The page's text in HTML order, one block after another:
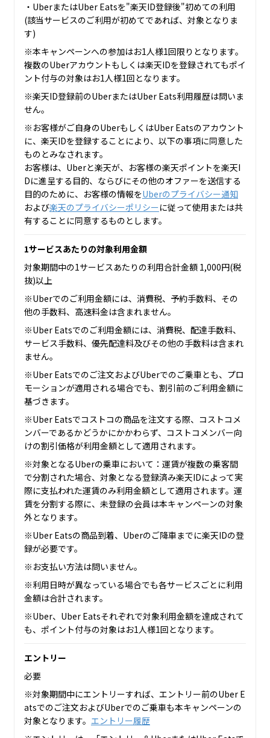
・UberまたはUber Eatsを"楽天ID登録後"初めての利用
(該当サービスのご利用が初めてであれば、対象となりま
す)
※本キャンペーンへの参加はお1人様1回限りとなります。
複数のUberアカウントもしくは楽天IDを登録されてもポイ
ント付与の対象はお1人様1回となります。
※楽天ID登録前のUberまたはUber Eats利用履歴は問いま
せん。
※お客様がご自身のUberもしくはUber Eatsのアカウント
に、楽天IDを登録することにより、以下の事項に同意した
ものとみなされます。
お客様は、Uberと楽天が、お客様の楽天ポイントを楽天I
Dに進呈する目的、ならびにその他のオファーを送信する
目的のために、お客様の情報をUberのプライバシー通知
および楽天のプライバシーポリシーに従って使用または共
有することに同意するものとします。
1サービスあたりの対象利用金額
対象期間中の1サービスあたりの利用合計金額 1,000円(税
抜)以上
※Uberでのご利用金額には、消費税、予約手数料、その
他の手数料、高速料金は含まれません。
※Uber Eatsでのご利用金額には、消費税、配達手数料、
サービス手数料、優先配達料及びその他の手数料は含まれ
ません。
※Uber Eatsでのご注文およびUberでのご乗車とも、プロ
モーションが適用される場合でも、割引前のご利用金額に
基づきます。
※Uber Eatsでコストコの商品を注文する際、コストコメ
ンバーであるかどうかにかかわらず、コストコメンバー向
けの割引価格が利用金額として適用されます。
※対象となるUberの乗車において：運賃が複数の乗客間
で分割された場合、対象となる登録済み楽天IDによって実
際に支払われた運賃のみ利用金額として適用されます。運
賃を分割する際に、未登録の会員は本キャンペーンの対象
外となります。
※Uber Eatsの商品到着、Uberのご降車までに楽天IDの登
録が必要です。
※お支払い方法は問いません。
※利用日時が異なっている場合でも各サービスごとに利用
金額は合計されます。
※Uber、Uber Eatsそれぞれで対象利用金額を達成されて
も、ポイント付与の対象はお1人様1回となります。
エントリー
必要
※対象期間中にエントリーすれば、エントリー前のUber E
atsでのご注文およびUberでのご乗車も本キャンペーンの
対象となります。 エントリー履歴